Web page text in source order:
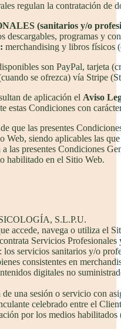
regulan la contratación de
(sanitarios y/o
descargables, programas y
merchandising y libros físicos
son PayPal, tarjeta
se ofrezca) vía Stripe
de aplicación el Aviso
estas Condiciones con
que las presentes
Web, siendo aplicables las
las presentes Condiciones
habilitado en el Sitio Web.
S.L.P.U.
accede, navega o utiliza el
Servicios
: los servicios sanitarios y/o
consistentes en
digitales no
una sesión o servicio con
celebrado entre el
por los medios